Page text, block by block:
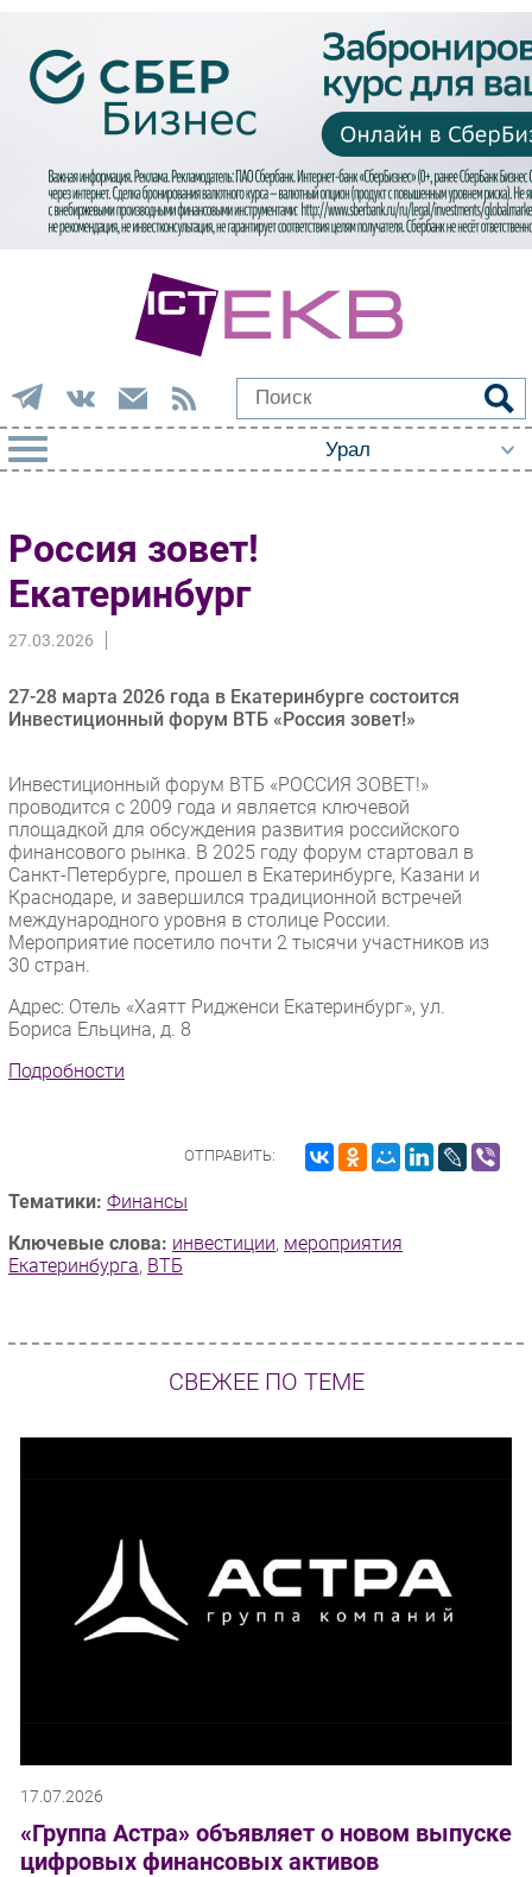
Импорто­замещение
Автоматизация Промышленности
Интернет
Фиксированная связь
Интеграция
Маркетинг
Торговые сети
Оборудование
ПО
Outsourcing
Кадры
Регулирование
Финансы
Web
CIO/Управление ИТ
Гаджеты
Новости
Мероприятия
Тестовый стенд
Каталог компаний
Россия зовет!
Екатеринбург
27.03.2026
27-28 марта 2026 года в Екатеринбурге состоится
Инвестиционный форум ВТБ «Россия зовет!»
Инвестиционный форум ВТБ «РОССИЯ ЗОВЕТ!»
проводится с 2009 года и является ключевой
площадкой для обсуждения развития российского
финансового рынка. В 2025 году форум стартовал в
Санкт-Петербурге, прошел в Екатеринбурге, Казани и
Краснодаре, и завершился традиционной встречей
международного уровня в столице России.
Мероприятие посетило почти 2 тысячи участников из
30 стран.
Адрес: Отель «Хаятт Ридженси Екатеринбург», ул.
Бориса Ельцина, д. 8
Подробности
ОТПРАВИТЬ:
Тематики: Финансы
Ключевые слова: инвестиции, мероприятия
Екатеринбурга, ВТБ
СВЕЖЕЕ ПО ТЕМЕ
17.07.2026
«Группа Астра» объявляет о новом выпуске
цифровых финансовых активов